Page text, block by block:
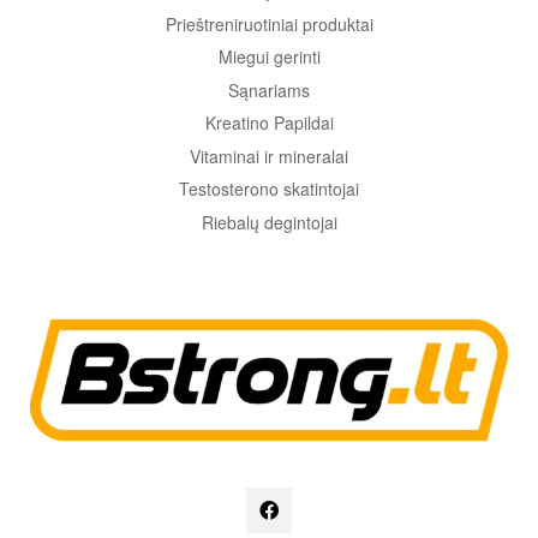
Prieštreniruotiniai produktai
Miegui gerinti
Sąnariams
Kreatino Papildai
Vitaminai ir mineralai
Testosterono skatintojai
Riebalų degintojai